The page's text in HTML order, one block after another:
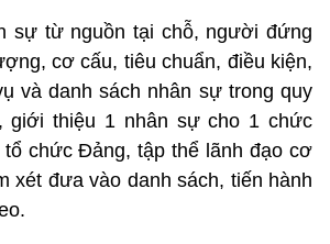
sự từ nguồn tại chỗ, người đứng
cơ cấu, tiêu chuẩn, điều kiện,
và danh sách nhân sự trong quy
giới thiệu 1 nhân sự cho 1 chức
tổ chức Đảng, tập thể lãnh đạo cơ
xét đưa vào danh sách, tiến hành